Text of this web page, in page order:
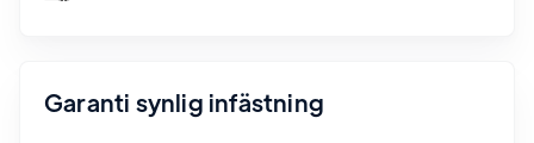
Garanti synlig infästning